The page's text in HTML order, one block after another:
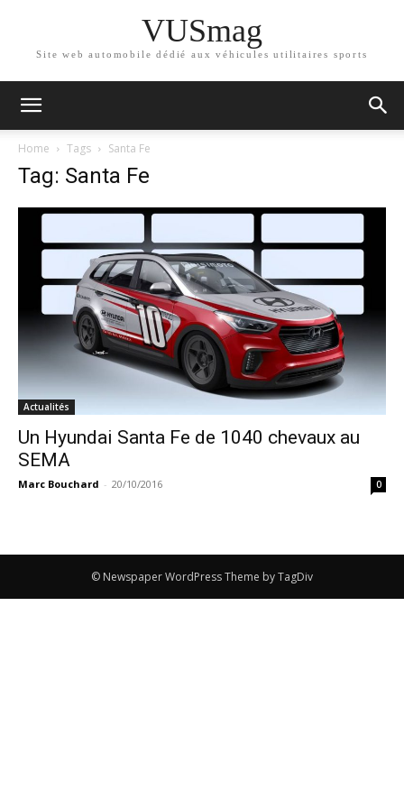
VUSmag
Site web automobile dédié aux véhicules utilitaires sports
Home Tags Santa Fe
Tag: Santa Fe
Actualités
Un Hyundai Santa Fe de 1040 chevaux au
SEMA
Marc Bouchard - 20/10/2016 0
© Newspaper WordPress Theme by TagDiv